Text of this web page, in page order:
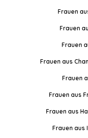
Frauen
Frauen
Frauen
Frauen aus
Frauen
Frauen aus
Frauen aus
Frauen aus